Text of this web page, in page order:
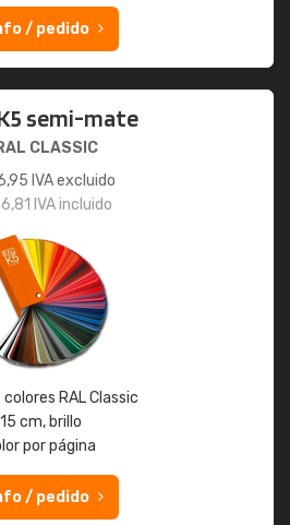
/ pedido
semi-mate
CLASSIC
IVA excluido
IVA incluido
colores RAL Classic
cm, brillo
por página
/ pedido